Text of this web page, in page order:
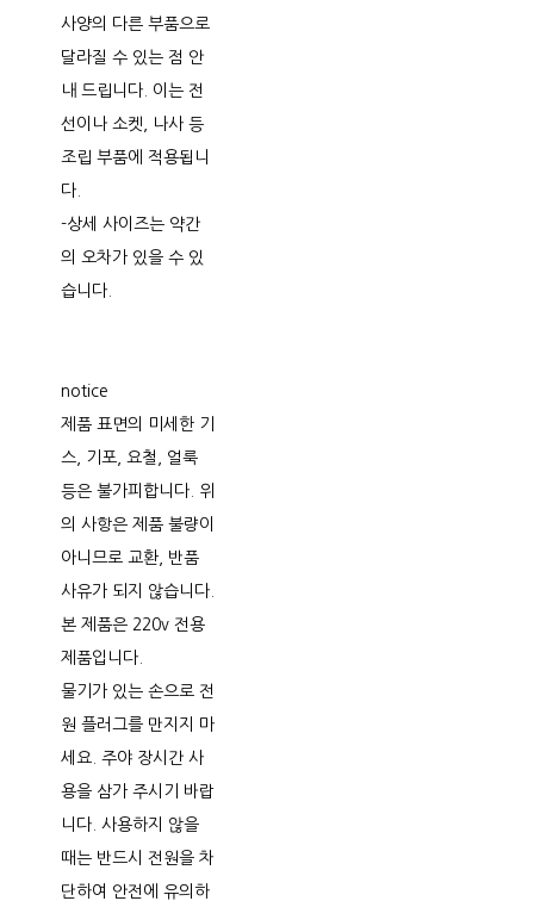
사양의 다른 부품으로
달라질 수 있는 점 안
내 드립니다. 이는 전
선이나 소켓, 나사 등
조립 부품에 적용됩니
다.
-상세 사이즈는 약간
의 오차가 있을 수 있
습니다.
notice
제품 표면의 미세한 기
스, 기포, 요철, 얼룩
등은 불가피합니다. 위
의 사항은 제품 불량이
아니므로 교환, 반품
사유가 되지 않습니다.
본 제품은 220v 전용
제품입니다.
물기가 있는 손으로 전
원 플러그를 만지지 마
세요. 주야 장시간 사
용을 삼가 주시기 바랍
니다. 사용하지 않을
때는 반드시 전원을 차
단하여 안전에 유의하